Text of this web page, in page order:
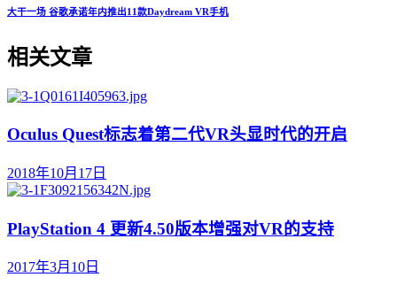
大干一场 谷歌承诺年内推出11款Daydream VR手机
相关文章
Oculus Quest标志着第二代VR头显时代的开启
2018年10月17日
PlayStation 4 更新4.50版本增强对VR的支持
2017年3月10日